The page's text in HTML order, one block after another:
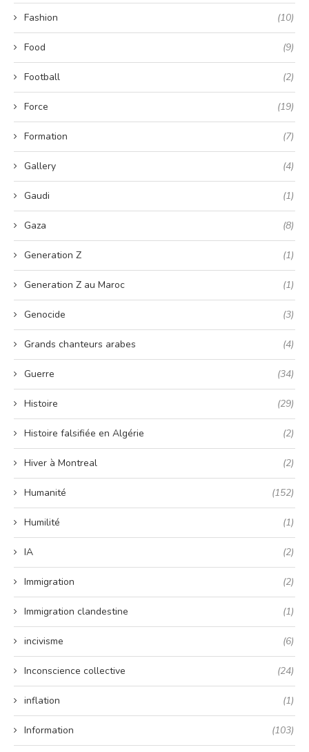
Fashion (10)
Food (9)
Football (2)
Force (19)
Formation (7)
Gallery (4)
Gaudi (1)
Gaza (8)
Generation Z (1)
Generation Z au Maroc (1)
Genocide (3)
Grands chanteurs arabes (4)
Guerre (34)
Histoire (29)
Histoire falsifiée en Algérie (2)
Hiver à Montreal (2)
Humanité (152)
Humilité (1)
IA (2)
Immigration (2)
Immigration clandestine (1)
incivisme (6)
Inconscience collective (24)
inflation (1)
Information (103)